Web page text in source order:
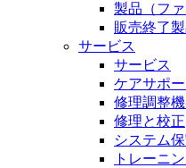
製品（ファ
販売終了
サービス
サービス
ケアサポ
修理調整
修理と校正
システム
トレーニ